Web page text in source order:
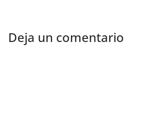
Deja un comentario